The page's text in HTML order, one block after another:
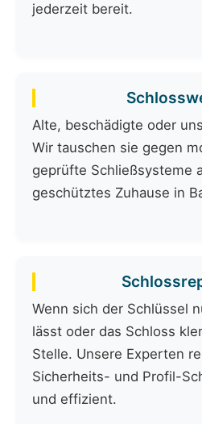
jederzeit bereit.
Alte, beschädigte oder
Wir tauschen sie gegen
geprüfte Schließsysteme
geschütztes Zuhause in
Wenn sich der Schlüssel
lässt oder das Schloss
Stelle. Unsere Experten
Sicherheits- und Profil-
und effizient.